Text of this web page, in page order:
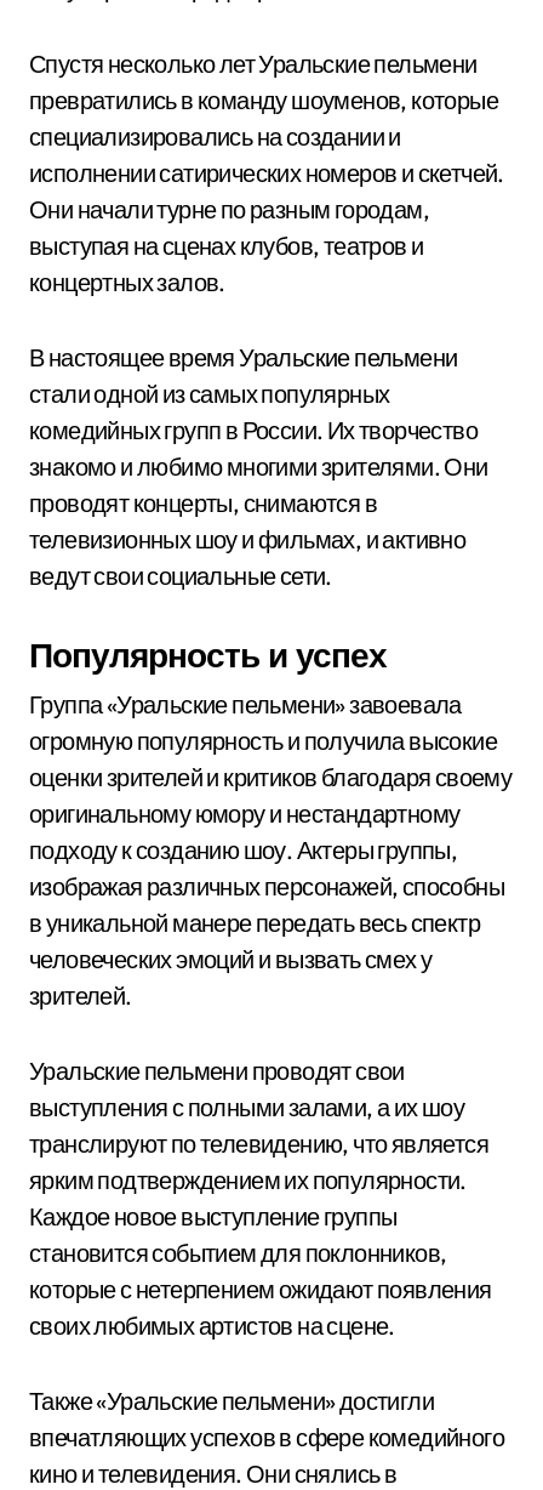
Спустя несколько лет Уральские пельмени
превратились в команду шоуменов, которые
специализировались на создании и
исполнении сатирических номеров и скетчей.
Они начали турне по разным городам,
выступая на сценах клубов, театров и
концертных залов.
В настоящее время Уральские пельмени
стали одной из самых популярных
комедийных групп в России. Их творчество
знакомо и любимо многими зрителями. Они
проводят концерты, снимаются в
телевизионных шоу и фильмах, и активно
ведут свои социальные сети.
Популярность и успех
Группа «Уральские пельмени» завоевала
огромную популярность и получила высокие
оценки зрителей и критиков благодаря своему
оригинальному юмору и нестандартному
подходу к созданию шоу. Актеры группы,
изображая различных персонажей, способны
в уникальной манере передать весь спектр
человеческих эмоций и вызвать смех у
зрителей.
Уральские пельмени проводят свои
выступления с полными залами, а их шоу
транслируют по телевидению, что является
ярким подтверждением их популярности.
Каждое новое выступление группы
становится событием для поклонников,
которые с нетерпением ожидают появления
своих любимых артистов на сцене.
Также «Уральские пельмени» достигли
впечатляющих успехов в сфере комедийного
кино и телевидения. Они снялись в